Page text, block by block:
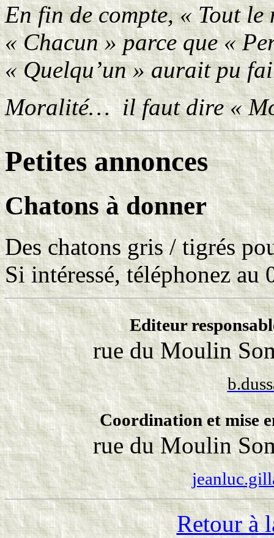
En fin de compte, « Tout le
« Chacun » parce que «
« Quelqu’un » aurait pu
Moralité… il faut dire «
Petites annonces
Chatons à donner
Des chatons gris / tigrés
Si intéressé, téléphonez au
Editeur
rue du Moulin
Coordination et mise
rue du Moulin
Retour à